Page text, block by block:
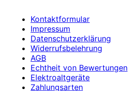
Kontaktformular
Impressum
Datenschutzerklärung
Widerrufsbelehrung
AGB
Echtheit von Bewertungen
Elektroaltgeräte
Zahlungsarten